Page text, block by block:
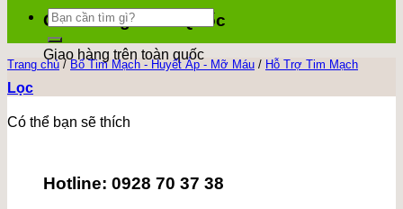
Giao Hàng Toàn Quốc
Giao hàng trên toàn quốc
Hotline: 0928 70 37 38
Tìm
kiếm:
Trang chủ / Bổ Tim Mạch - Huyết Áp - Mỡ Máu / Hỗ Trợ Tim Mạch
Lọc
Có thể bạn sẽ thích